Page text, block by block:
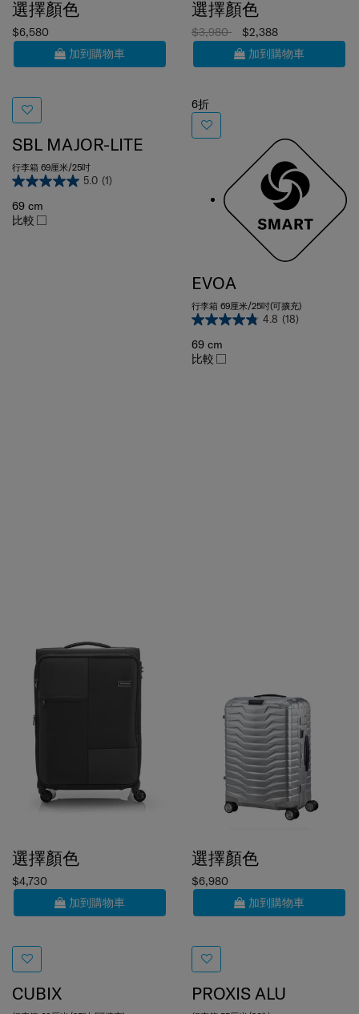
$6,580
加到購物車
SBL MAJOR-LITE
行李箱 69厘米/25吋
5.0
69 cm
比較
$3,980
$2,388
加到購物車
行李箱 69厘米/25吋(可擴充)
4.8 (18)
69 cm
比較
$4,730
加到購物車
CUBIX
行李箱 68厘米/25吋 (可擴充)
$6,980
加到購物車
PROXIS ALU
行李箱 55厘米/20吋